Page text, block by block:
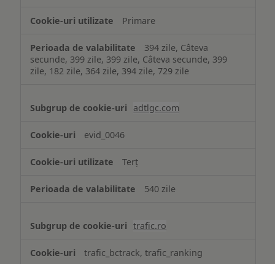
Primare
394 zile, Câteva
secunde, 399 zile, 399 zile, Câteva secunde, 399
zile, 182 zile, 364 zile, 394 zile, 729 zile
adtlgc.com
evid_0046
Terț
540 zile
trafic.ro
trafic_bctrack, trafic_ranking